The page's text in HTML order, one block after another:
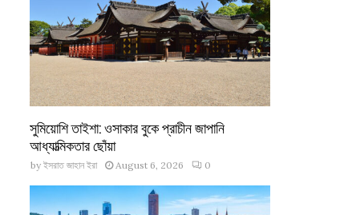
সুমিয়োশি তাইশা: ওসাকার বুকে প্রাচীন জাপানি
আধ্যাত্মিকতার ছোঁয়া
by ইসরাত জাহান ইরা August 6, 2026 0